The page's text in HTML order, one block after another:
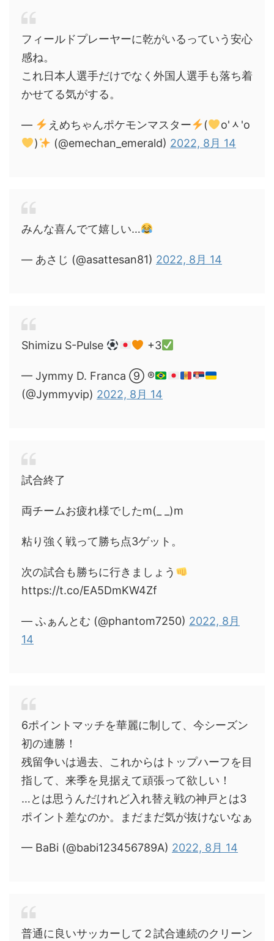
フィールドプレーヤーに乾がいるっていう安心
感ね。
これ日本人選手だけでなく外国人選手も落ち着
かせてる気がする。
— えめちゃんポケモンマスター (
o'ᆺ'o
)
(@emechan_emerald) 2022, 8月 14
みんな喜んでて嬉しい…
— あさじ (@asattesan81) 2022, 8月 14
Shimizu S-Pulse +3
— Jymmy D. Franca ⑨ ®
(@Jymmyvip) 2022, 8月 14
試合終了
両チームお疲れ様でしたm(_ _)m
粘り強く戦って勝ち点3ゲット。
次の試合も勝ちに行きましょう
https://t.co/EA5DmKW4Zf
— ふぁんとむ (@phantom7250) 2022, 8月
14
6ポイントマッチを華麗に制して、今シーズン
初の連勝！
残留争いは過去、これからはトップハーフを目
指して、来季を見据えて頑張って欲しい！
…とは思うんだけれど入れ替え戦の神戸とは3
ポイント差なのか。まだまだ気が抜けないなぁ
— BaBi (@babi123456789A) 2022, 8月 14
普通に良いサッカーして２試合連続のクリーン